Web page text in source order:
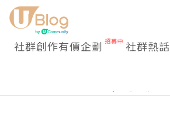
社群創作有價企劃 社群熱話